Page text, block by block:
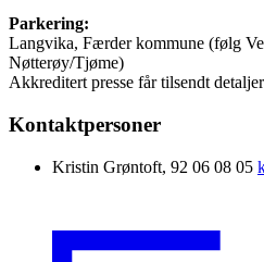
Parkering:
Langvika, Færder kommune (følg
Nøtterøy/Tjøme)
Akkreditert presse får tilsendt
Kontaktpersoner
Kristin Grøntoft, 92 06 08 05